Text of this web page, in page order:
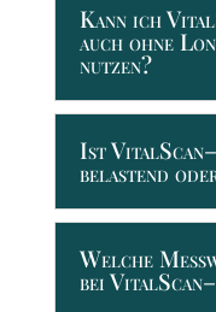
Kann ich
auch ohne
nutzen?
Ist
belastend
Welche
bei